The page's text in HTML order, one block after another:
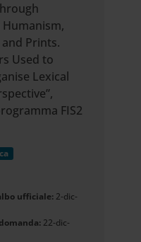
Prints.
Used to
Lexical
FIS2
ufficiale: 2-dic-
22-dic-